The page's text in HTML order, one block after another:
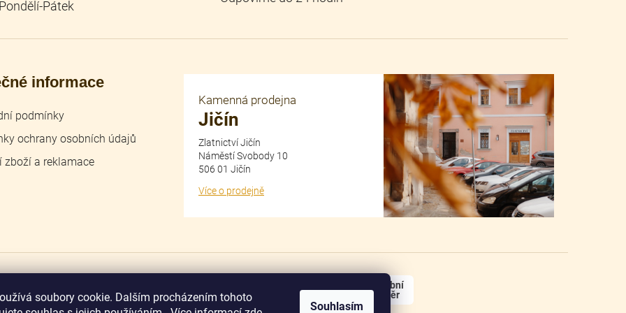
soubory cookie. Dalším procházením tohoto
Souhlasím
informace
podmínky
ochrany osobních údajů
zboží a reklamace
Kamenná prodejna
Jičín
Zlatnictví Jičín
Náměstí Svobody 10
506 01 Jičín
Více o prodejně
osobní
odběr